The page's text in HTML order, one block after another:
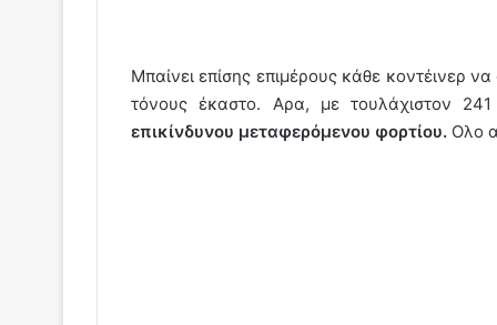
Μπαίνει επίσης επιμέρους κάθε κοντέινερ
τόνους έκαστο. Αρα, με τουλάχιστον
επικίνδυνου μεταφερόμενου φορτίου. Ολο